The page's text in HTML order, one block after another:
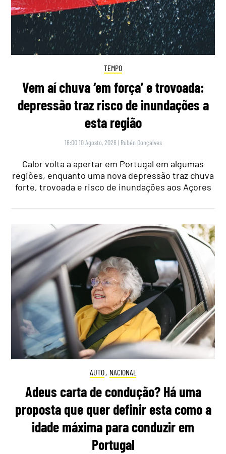
TEMPO
Vem aí chuva ‘em força’ e trovoada:
depressão traz risco de inundações a
esta região
16:00 10 Agosto, 2026 | Rubén Gonçalves
Calor volta a apertar em Portugal em algumas
regiões, enquanto uma nova depressão traz chuva
forte, trovoada e risco de inundações aos Açores
AUTO, NACIONAL
Adeus carta de condução? Há uma
proposta que quer definir esta como a
idade máxima para conduzir em
Portugal